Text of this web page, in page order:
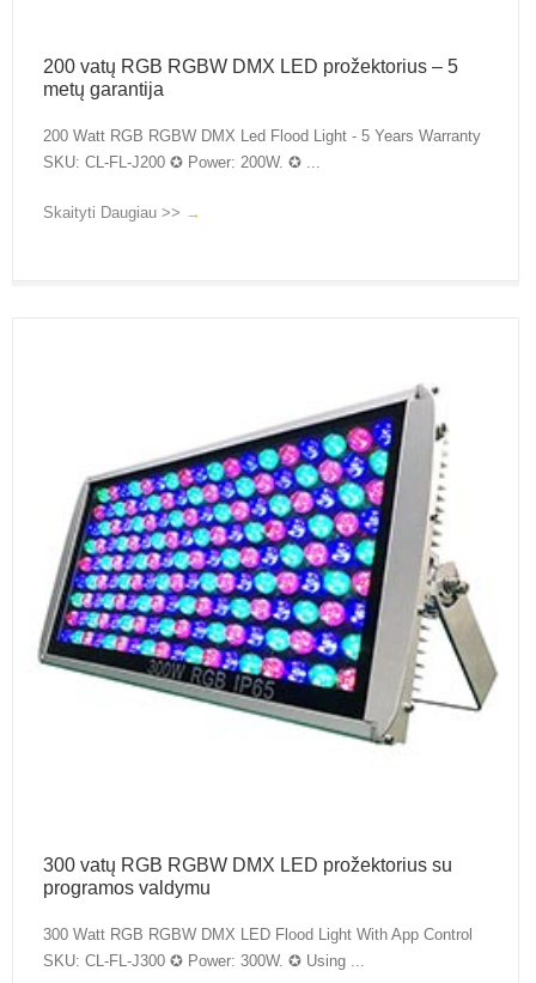
200 vatų RGB RGBW DMX LED prožektorius – 5
metų garantija
200 Watt RGB RGBW DMX Led Flood Light - 5 Years Warranty
SKU: CL-FL-J200 ✪ Power: 200W. ✪ ...
Skaityti Daugiau >> →
300 vatų RGB RGBW DMX LED prožektorius su
programos valdymu
300 Watt RGB RGBW DMX LED Flood Light With App Control
SKU: CL-FL-J300 ✪ Power: 300W. ✪ Using ...